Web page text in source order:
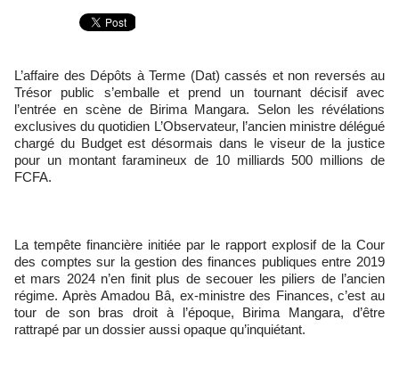
L’affaire des Dépôts à Terme (Dat) cassés et non reversés au
Trésor public s’emballe et prend un tournant décisif avec
l’entrée en scène de Birima Mangara. Selon les révélations
exclusives du quotidien L’Observateur, l’ancien ministre délégué
chargé du Budget est désormais dans le viseur de la justice
pour un montant faramineux de 10 milliards 500 millions de
FCFA.
La tempête financière initiée par le rapport explosif de la Cour
des comptes sur la gestion des finances publiques entre 2019
et mars 2024 n’en finit plus de secouer les piliers de l’ancien
régime. Après Amadou Bâ, ex-ministre des Finances, c’est au
tour de son bras droit à l’époque, Birima Mangara, d’être
rattrapé par un dossier aussi opaque qu’inquiétant.